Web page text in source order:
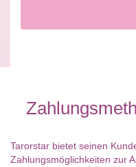
Tarorstar bietet seinen
Zahlungsmöglichkeiten zur